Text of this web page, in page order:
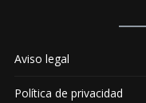
Aviso legal
Política de privacidad